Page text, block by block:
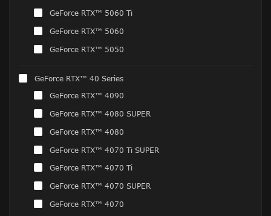
GeForce RTX™ 5060 Ti
GeForce RTX™ 5060
GeForce RTX™ 5050
GeForce RTX™ 40 Series
GeForce RTX™ 4090
GeForce RTX™ 4080 SUPER
GeForce RTX™ 4080
GeForce RTX™ 4070 Ti SUPER
GeForce RTX™ 4070 Ti
GeForce RTX™ 4070 SUPER
GeForce RTX™ 4070